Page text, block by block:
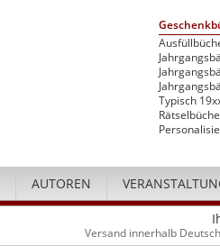
Typisch
AUTOREN
Versand innerhalb